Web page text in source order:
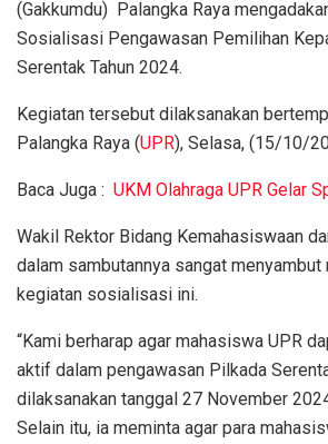
(Gakkumdu) Palangka Raya
Sosialisasi Pengawasan Pemilihan
Serentak Tahun 2024.
Kegiatan tersebut dilaksanakan
Palangka Raya (UPR), Selasa, (15/10/
Baca Juga : UKM Olahraga UPR Gelar
Wakil Rektor Bidang Kemahasiswaan
dalam sambutannya sangat menyambut
kegiatan sosialisasi ini.
“Kami berharap agar mahasiswa UPR
aktif dalam pengawasan Pilkada
dilaksanakan tanggal 27 November
Selain itu, ia meminta agar para